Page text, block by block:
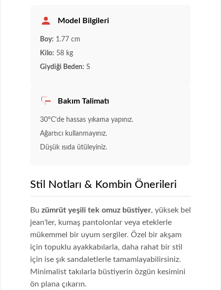
Model Bilgileri
Boy: 1.77 cm
Kilo: 58 kg
Giydiği Beden: S
Bakım Talimatı
30°C'de hassas yıkama yapınız.
Ağartıcı kullanmayınız.
Düşük ısıda ütüleyiniz.
Stil Notları & Kombin Önerileri
Bu zümrüt yeşili tek omuz büstiyer, yüksek bel
jean'ler, kumaş pantolonlar veya eteklerle
mükemmel bir uyum sergiler. Özel bir akşam
için topuklu ayakkabılarla, daha rahat bir stil
için ise şık sandaletlerle tamamlayabilirsiniz.
Minimalist takılarla büstiyerin özgün kesimini
ön plana çıkarın.